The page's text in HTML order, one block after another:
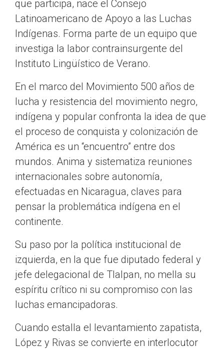
que participa, nace el Consejo
Latinoamericano de Apoyo a las Luchas
Indígenas. Forma parte de un equipo que
investiga la labor contrainsurgente del
Instituto Lingüístico de Verano.
En el marco del Movimiento 500 años de
lucha y resistencia del movimiento negro,
indígena y popular confronta la idea de que
el proceso de conquista y colonización de
América es un encuentro entre dos
mundos. Anima y sistematiza reuniones
internacionales sobre autonomía,
efectuadas en Nicaragua, claves para
pensar la problemática indígena en el
continente.
Su paso por la política institucional de
izquierda, en la que fue diputado federal y
jefe delegacional de Tlalpan, no mella su
espíritu crítico ni su compromiso con las
luchas emancipadoras.
Cuando estalla el levantamiento zapatista,
López y Rivas se convierte en interlocutor